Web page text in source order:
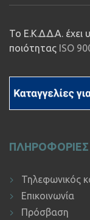
Το Ε.Κ.Δ.Δ.Α. έχει
ποιότητας ISO
ΠΛΗΡΟΦΟΡΙΕΣ
Τηλεφωνικός
Επικοινωνία
Πρόσβαση